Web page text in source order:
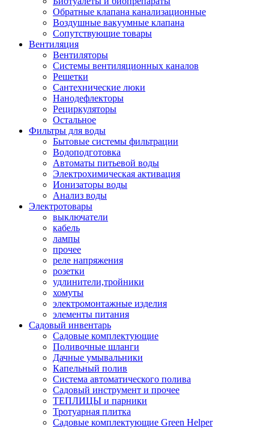
Обратные клапана канализационные
Воздушные вакуумные клапана
Сопутствующие товары
Вентиляция
Вентиляторы
Системы вентиляционных каналов
Решетки
Сантехнические люки
Нанодефлекторы
Рециркуляторы
Остальное
Фильтры для воды
Бытовые системы фильтрации
Водоподготовка
Автоматы питьевой воды
Электрохимическая активация
Ионизаторы воды
Анализ воды
Электротовары
выключатели
кабель
лампы
прочее
реле напряжения
розетки
удлинители,тройники
хомуты
электромонтажные изделия
элементы питания
Садовый инвентарь
Садовые комплектующие
Поливочные шланги
Дачные умывальники
Капельный полив
Система автоматического полива
Садовый инструмент и прочее
ТЕПЛИЦЫ и парники
Тротуарная плитка
Садовые комплектующие Green Helper